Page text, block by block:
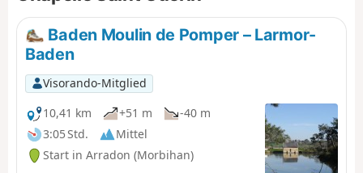
entdecken. Über einen alten Chouan-
Pfad gelangen Sie ins Tal von Tréauray
und zum Fluss Loc'h. Nachdem Sie den
haben, erreichen Sie wieder das
Baden Moulin de Pomper – Larmor-
Baden
Visorando-Mitglied
10,41 km
+51 m
-40 m
3:05 Std.
Mittel
Start in Arradon (Morbihan)